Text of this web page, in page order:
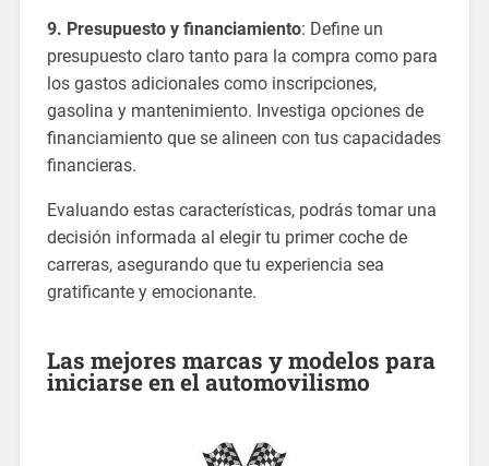
9. Presupuesto y financiamiento: Define un
presupuesto claro tanto para la compra como para
los gastos adicionales como inscripciones,
gasolina y mantenimiento. Investiga opciones de
financiamiento que se alineen con tus capacidades
financieras.
Evaluando estas características, podrás tomar una
decisión informada al elegir tu primer coche de
carreras, asegurando que tu experiencia sea
gratificante y emocionante.
Las mejores marcas y modelos para
iniciarse en el automovilismo